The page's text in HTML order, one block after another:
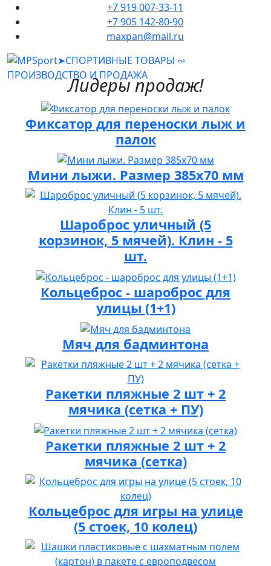
+7 919 007-33-11
+7 905 142-80-90
maxpan@mail.ru
Лидеры продаж!
Фиксатор для переноски лыж и
палок
Мини лыжи. Размер 385х70 мм
Шароброс уличный (5
корзинок, 5 мячей). Клин - 5
шт.
Кольцеброс - шароброс для
улицы (1+1)
Мяч для бадминтона
Ракетки пляжные 2 шт + 2
мячика (сетка + ПУ)
Ракетки пляжные 2 шт + 2
мячика (сетка)
Кольцеброс для игры на улице
(5 стоек, 10 колец)